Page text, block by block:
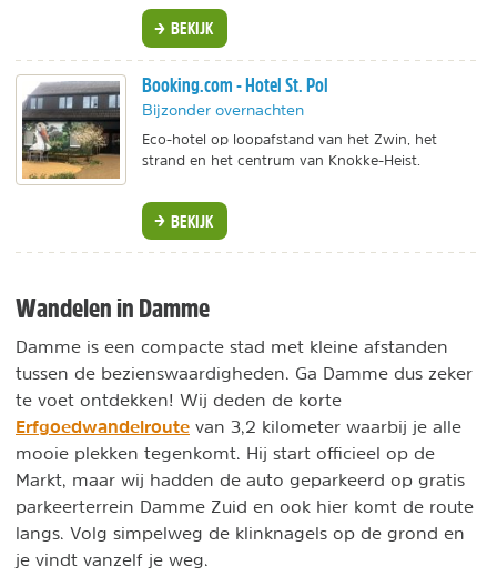
BEKIJK
Booking.com - Hotel St. Pol
Bijzonder overnachten
Eco-hotel op loopafstand van het Zwin, het
strand en het centrum van Knokke-Heist.
BEKIJK
Wandelen in Damme
Damme is een compacte stad met kleine afstanden
tussen de bezienswaardigheden. Ga Damme dus zeker
te voet ontdekken! Wij deden de korte
Erfgoedwandelroute van 3,2 kilometer waarbij je alle
mooie plekken tegenkomt. Hij start officieel op de
Markt, maar wij hadden de auto geparkeerd op gratis
parkeerterrein Damme Zuid en ook hier komt de route
langs. Volg simpelweg de klinknagels op de grond en
je vindt vanzelf je weg.